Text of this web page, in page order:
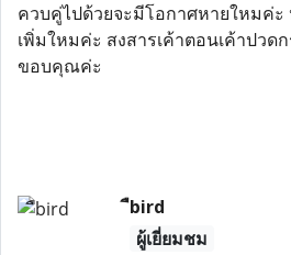
ควบคู่ไปด้วยจะมีโอกาศหายใหมค่ะ
เพิ่มใหมค่ะ สงสารเค้าตอนเค้าปวด
ขอบคุณค่ะ
ืbird
ผู้เยี่ยมชม